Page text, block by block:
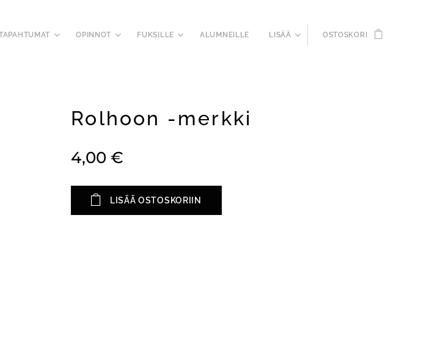
OPINNOT FUKSILLE ALUMNEILLE LISÄÄ OSTOSKORI
Rolhoon -merkki
4,00 €
LISÄÄ OSTOSKORIIN